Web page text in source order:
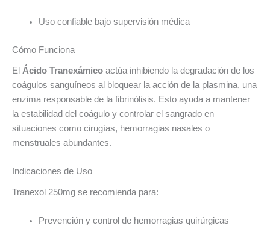
Uso confiable bajo supervisión médica
Cómo Funciona
El Ácido Tranexámico actúa inhibiendo la degradación de los
coágulos sanguíneos al bloquear la acción de la plasmina, una
enzima responsable de la fibrinólisis. Esto ayuda a mantener
la estabilidad del coágulo y controlar el sangrado en
situaciones como cirugías, hemorragias nasales o
menstruales abundantes.
Indicaciones de Uso
Tranexol 250mg se recomienda para:
Prevención y control de hemorragias quirúrgicas